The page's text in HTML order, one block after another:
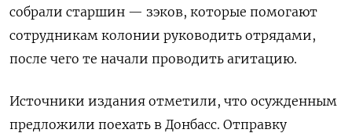
собрали старшин — зэков, которые помогают
сотрудникам колонии руководить отрядами,
после чего те начали проводить агитацию.
Источники издания отметили, что осужденным
предложили поехать в Донбасс. Отправку